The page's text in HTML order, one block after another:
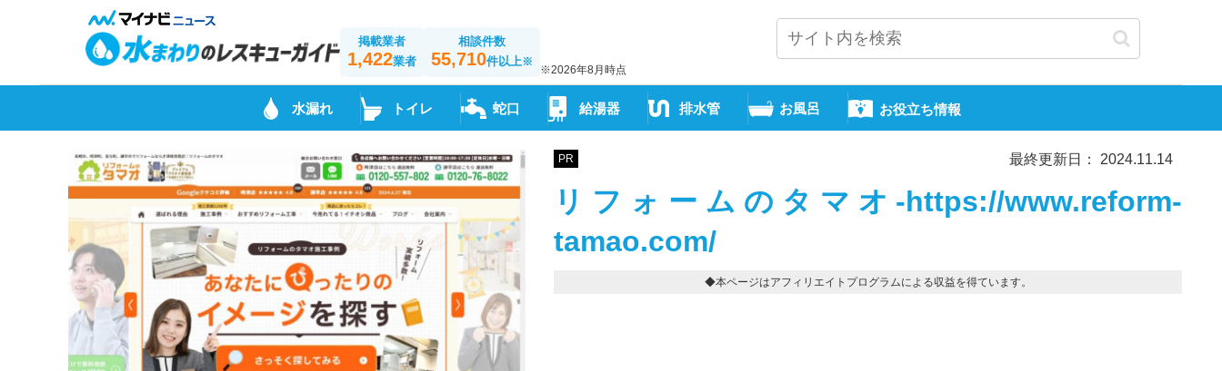
掲載業者
1,422業者
相談件数
55,710件以上※
※2026年8月時点
水漏れ トイレ 蛇口 給湯器 排水管 お風呂 お役立ち情報
PR 最終更新日： 2024.11.14
リフォームのタマオ-https://www.reform-
tamao.com/
◆本ページはアフィリエイトプログラムによる収益を得ています。